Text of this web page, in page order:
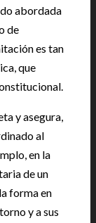
abordada
de
es tan
que
y asegura,
al
en la
de un
forma en
y a sus